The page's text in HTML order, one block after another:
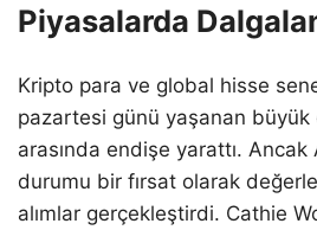
Piyasalarda
Kripto para ve global hisse
pazartesi günü yaşanan büyük
arasında endişe yarattı. Ancak
durumu bir fırsat olarak
alımlar gerçekleştirdi. Cathie